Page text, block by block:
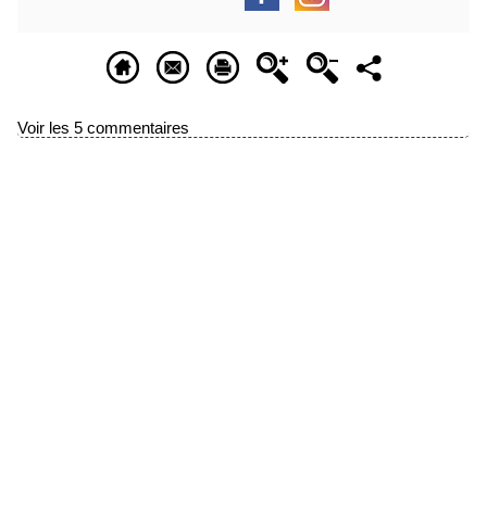
Voir les 5 commentaires